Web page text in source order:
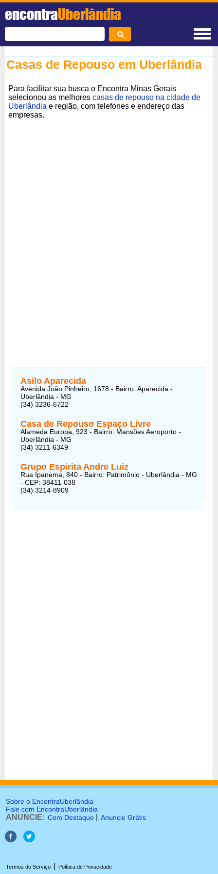
encontraUberlândia
Casas de Repouso em Uberlândia
Para facilitar sua busca o Encontra Minas Gerais
selecionou as melhorescasas de repouso na cidade de
Uberlândia e região, com telefones e endereço das
empresas.
Asilo Aparecida
Avenida João Pinheiro, 1678 - Bairro: Aparecida -
Uberlândia - MG
(34) 3236-6722
Casa de Repouso Espaço Livre
Alameda Europa, 923 - Bairro: Mansões Aeroporto -
Uberlândia - MG
(34) 3211-6349
Grupo Espirita Andre Luiz
Rua Ipanema, 840 - Bairro: Patrimônio - Uberlândia - MG
- CEP: 38411-038
(34) 3214-8909
Sobre o EncontraUberlândia
Fale com EncontraUberlândia
ANUNCIE: Com Destaque Anuncie Grátis
Termos do Serviço Política de Privacidade